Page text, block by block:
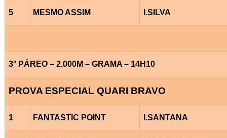
5 MESMO ASSIM I.SILVA
3° PÁREO – 2.000M – GRAMA – 14H10
PROVA ESPECIAL QUARI BRAVO
1 FANTASTIC POINT I.SANTANA